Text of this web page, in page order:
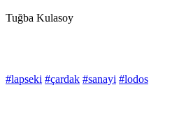
Tuğba Kulasoy
#lapseki #çardak #sanayi #lodos